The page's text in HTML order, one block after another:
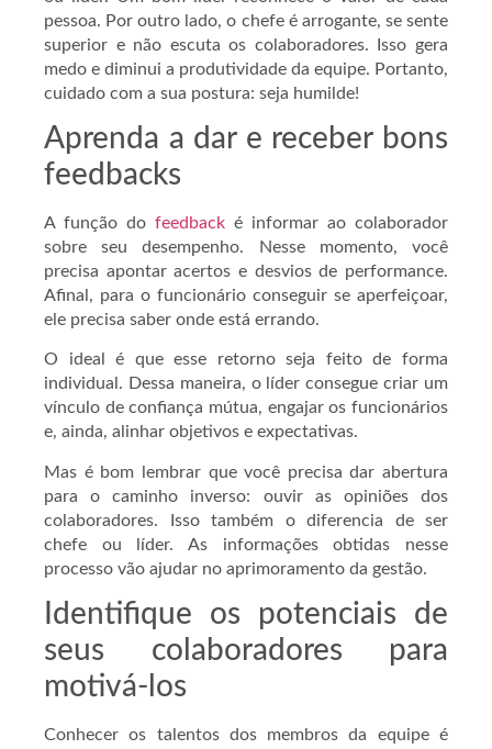
pessoa. Por outro lado, o chefe é arrogante, se sente
superior e não escuta os colaboradores. Isso gera
medo e diminui a produtividade da equipe. Portanto,
cuidado com a sua postura: seja humilde!
Aprenda a dar e receber bons
feedbacks
A função do feedback é informar ao colaborador
sobre seu desempenho. Nesse momento, você
precisa apontar acertos e desvios de performance.
Afinal, para o funcionário conseguir se aperfeiçoar,
ele precisa saber onde está errando.
O ideal é que esse retorno seja feito de forma
individual. Dessa maneira, o líder consegue criar um
vínculo de confiança mútua, engajar os funcionários
e, ainda, alinhar objetivos e expectativas.
Mas é bom lembrar que você precisa dar abertura
para o caminho inverso: ouvir as opiniões dos
colaboradores. Isso também o diferencia de ser
chefe ou líder. As informações obtidas nesse
processo vão ajudar no aprimoramento da gestão.
Identifique os potenciais de
seus colaboradores para
motivá-los
Conhecer os talentos dos membros da equipe é